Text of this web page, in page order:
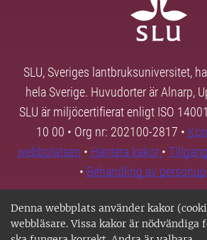
Denna webbplats använder kakor
webbläsare. Vissa kakor är nödvändiga
SLU, Sveriges lantbruksuniversitet,
hela Sverige. Huvudorter är Alnarp,
SLU är miljöcertifierat enligt ISO
10 00 • Org nr: 202100-2817 •
webbplatsen • Hantera kakor •
• Behandling av